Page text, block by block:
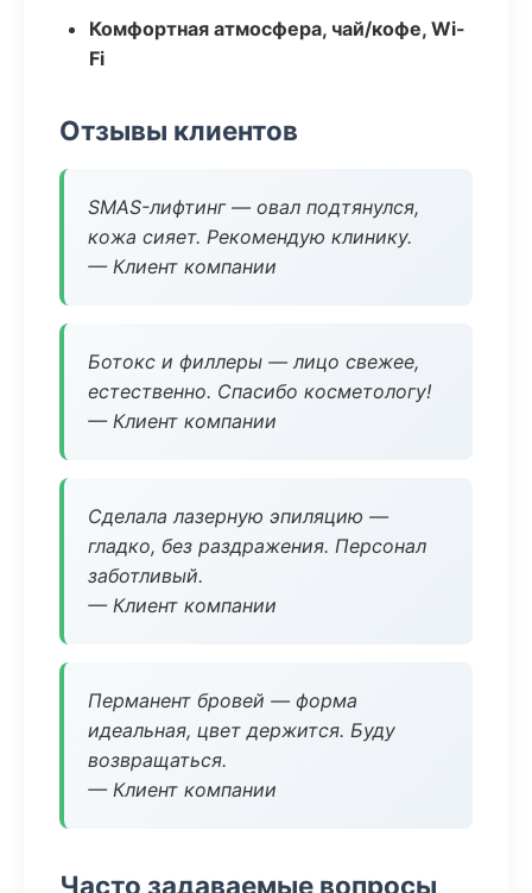
Комфортная атмосфера, чай/кофе, Wi-
Fi
Отзывы клиентов
SMAS-лифтинг — овал подтянулся,
кожа сияет. Рекомендую клинику.
— Клиент компании
Ботокс и филлеры — лицо свежее,
естественно. Спасибо косметологу!
— Клиент компании
Сделала лазерную эпиляцию —
гладко, без раздражения. Персонал
заботливый.
— Клиент компании
Перманент бровей — форма
идеальная, цвет держится. Буду
возвращаться.
— Клиент компании
Часто задаваемые вопросы